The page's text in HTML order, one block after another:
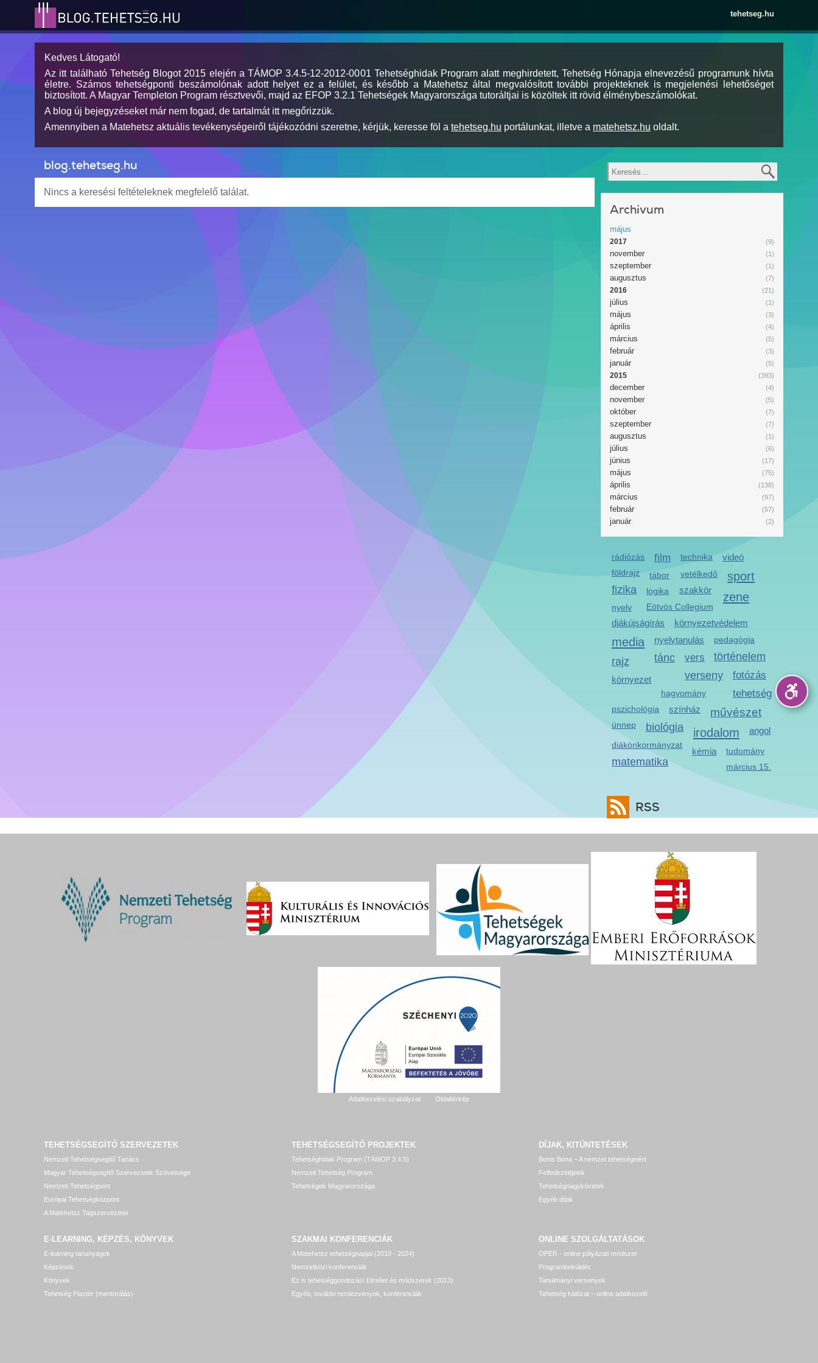
tehetseg.hu
Kedves Látogató!
Az itt található Tehetség Blogot 2015 elején a TÁMOP 3.4.5-12-2012-0001 Tehetséghidak Program alatt meghirdetett, Tehetség Hónapja elnevezésű programunk hívta
életre. Számos tehetségponti beszámolónak adott helyet ez a felület, és később a Matehetsz által megvalósított további projekteknek is megjelenési lehetőséget
biztosított. A Magyar Templeton Program résztvevői, majd az EFOP 3.2.1 Tehetségek Magyarországa tutoráltjai is közöltek itt rövid élménybeszámolókat.
A blog új bejegyzéseket már nem fogad, de tartalmát itt megőrizzük.
Amennyiben a Matehetsz aktuális tevékenységeiről tájékozódni szeretne, kérjük, keresse föl a tehetseg.hu portálunkat, illetve a matehetsz.hu oldalt.
blog.tehetseg.hu
Nincs a keresési feltételeknek megfelelő találat.
Keresés
Archívum
május
(9)
2017
(1)
november
(1)
szeptember
(7)
augusztus
(21)
2016
(1)
július
(3)
május
(4)
április
(5)
március
(3)
február
(5)
január
(393)
2015
(4)
december
(5)
november
(7)
október
(7)
szeptember
(1)
augusztus
(6)
július
(17)
június
(75)
május
(138)
április
(97)
március
(57)
február
(2)
január
rádiózás film technika videó
vetélkedő
földrajz sport
tábor
szakkör
fizika
Eötvös Collegium
diákújságírás környezetvédelem
zene
logika
media nyelvtanulás pedagógia
történelem
tánc
verseny
rajz
fotózás
környezet
hagyomány tehetség
pszichológia
vers
nyelv
színház művészet
ünnep biológia irodalom
diákönkormányzat
angol
kémia
tudomány
matematika március 15.
RSS
Adatkezelési szabályzat Oldaltérkép
TEHETSÉGSEGÍTŐ SZERVEZETEK
Nemzeti Tehetségsegítő Tanács
Magyar Tehetségsegítő Szervezetek Szövetsége
Nemzeti Tehetségpont
Európai Tehetségközpont
A Matehetsz Tagszervezetei
TEHETSÉGSEGÍTŐ PROJEKTEK
Tehetséghidak Program (TÁMOP 3.4.5)
Nemzeti Tehetség Program
Tehetségek Magyarországa
DÍJAK, KITÜNTETÉSEK
Bonis Bona – A nemzet tehetségeiért
Felfedezettjeink
Tehetségnagykövetek
Egyéb díjak
E-LEARNING, KÉPZÉS, KÖNYVEK
E-learning tananyagok
Képzések
Könyvek
Tehetség Piactér (mentorálás)
SZAKMAI KONFERENCIÁK
A Matehetsz tehetségnapjai (2010 - 2024)
Nemzetközi konferenciák
Ez is tehetséggondozás! Elmélet és módszerek (2013)
Egyéb, további rendezvények, konferenciák
ONLINE SZOLGÁLTATÁSOK
OPER - online pályázati rendszer
Programbeküldés
Tanulmányi versenyek
Tehetség hálózat – online adatkezelő